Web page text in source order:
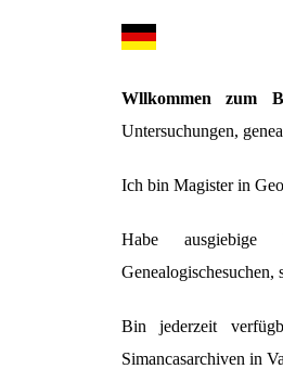
Wllkommen zum
Untersuchungen,
Ich bin Magister in
Habe ausgiebige
Bin jederzeit
Simancasarchiven in